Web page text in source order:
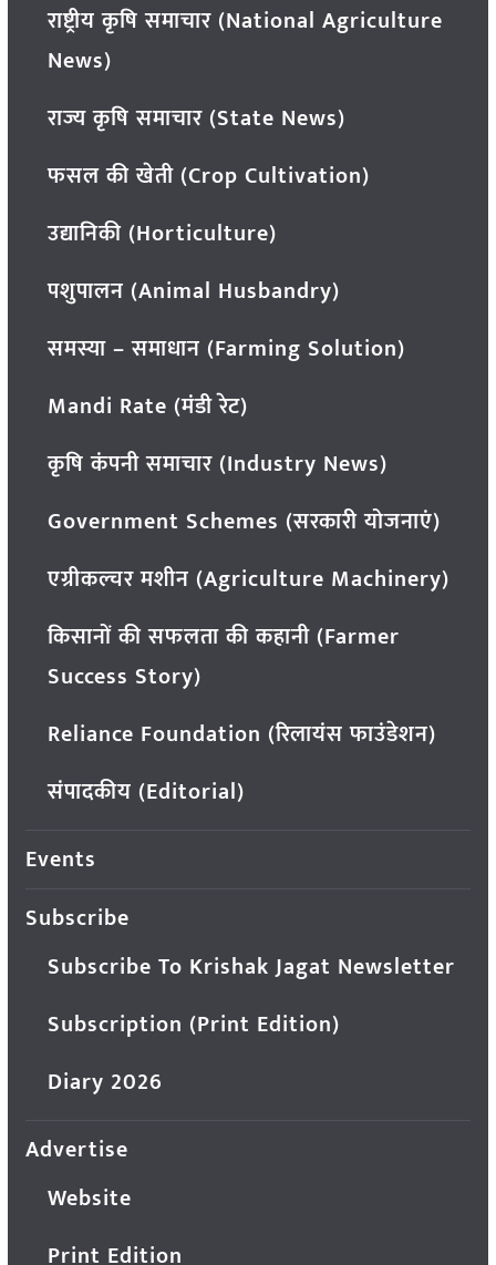
राष्ट्रीय कृषि समाचार (National Agriculture
News)
राज्य कृषि समाचार (State News)
फसल की खेती (Crop Cultivation)
उद्यानिकी (Horticulture)
पशुपालन (Animal Husbandry)
समस्या – समाधान (Farming Solution)
Mandi Rate (मंडी रेट)
कृषि कंपनी समाचार (Industry News)
Government Schemes (सरकारी योजनाएं)
एग्रीकल्चर मशीन (Agriculture Machinery)
किसानों की सफलता की कहानी (Farmer
Success Story)
Reliance Foundation (रिलायंस फाउंडेशन)
संपादकीय (Editorial)
Events
Subscribe
Subscribe To Krishak Jagat Newsletter
Subscription (Print Edition)
Diary 2026
Advertise
Website
Print Edition